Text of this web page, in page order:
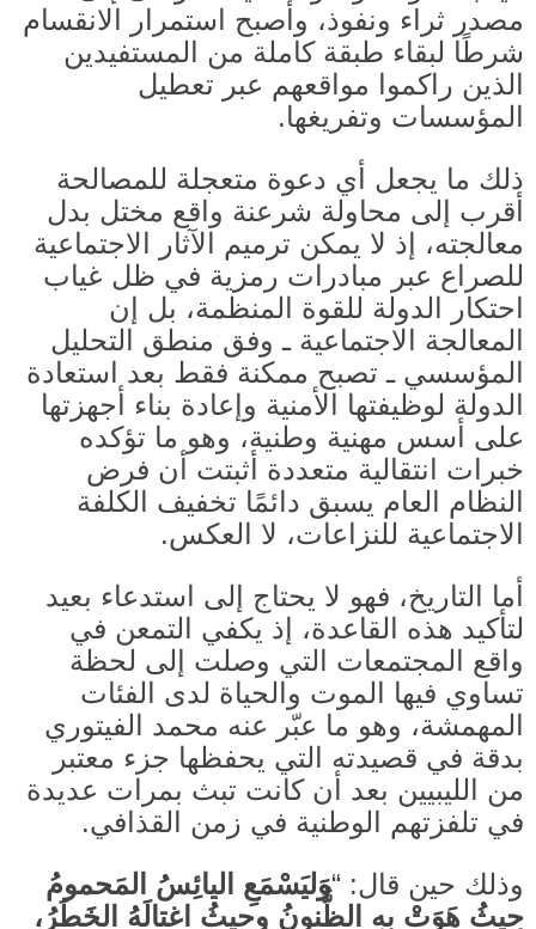
مصدر ثراء ونفوذ، وأصبح استمرار الانقسام
شرطًا لبقاء طبقة كاملة من المستفيدين
الذين راكموا مواقعهم عبر تعطيل
المؤسسات وتفريغها.
ذلك ما يجعل أي دعوة متعجلة للمصالحة
أقرب إلى محاولة شرعنة واقع مختل بدل
معالجته، إذ لا يمكن ترميم الآثار الاجتماعية
للصراع عبر مبادرات رمزية في ظل غياب
احتكار الدولة للقوة المنظمة، بل إن
المعالجة الاجتماعية ـ وفق منطق التحليل
المؤسسي ـ تصبح ممكنة فقط بعد استعادة
الدولة لوظيفتها الأمنية وإعادة بناء أجهزتها
على أسس مهنية وطنية، وهو ما تؤكده
خبرات انتقالية متعددة أثبتت أن فرض
النظام العام يسبق دائمًا تخفيف الكلفة
الاجتماعية للنزاعات، لا العكس.
أما التاريخ، فهو لا يحتاج إلى استدعاء بعيد
لتأكيد هذه القاعدة، إذ يكفي التمعن في
واقع المجتمعات التي وصلت إلى لحظة
تساوي فيها الموت والحياة لدى الفئات
المهمشة، وهو ما عبّر عنه محمد الفيتوري
بدقة في قصيدته التي يحفظها جزء معتبر
من الليبيين بعد أن كانت تبث بمرات عديدة
في تلفزتهم الوطنية في زمن القذافي.
وذلك حين قال: “وَليَسْمَعِ اليائِسُ المَحمومُ
حيثُ هَوَتْ بِهِ الظُّنونُ وحيثُ اغتالَهُ الخَطَرُ،